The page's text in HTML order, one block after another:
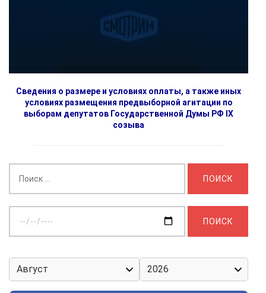
Сведения о размере и условиях оплаты, а также иных
условиях размещения предвыборной агитации по
выборам депутатов Государственной Думы РФ IX
созыва
дату: